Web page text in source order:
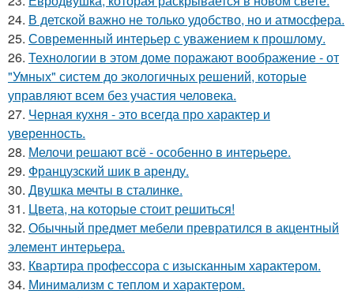
24. В детской важно не только удобство, но и атмосфера.
25. Современный интерьер с уважением к прошлому.
26. Технологии в этом доме поражают воображение - от
"Умных" систем до экологичных решений, которые
управляют всем без участия человека.
27. Черная кухня - это всегда про характер и
уверенность.
28. Мелочи решают всё - особенно в интерьере.
29. Французский шик в аренду.
30. Двушка мечты в сталинке.
31. Цвета, на которые стоит решиться!
32. Обычный предмет мебели превратился в акцентный
элемент интерьера.
33. Квартира профессора с изысканным характером.
34. Минимализм с теплом и характером.